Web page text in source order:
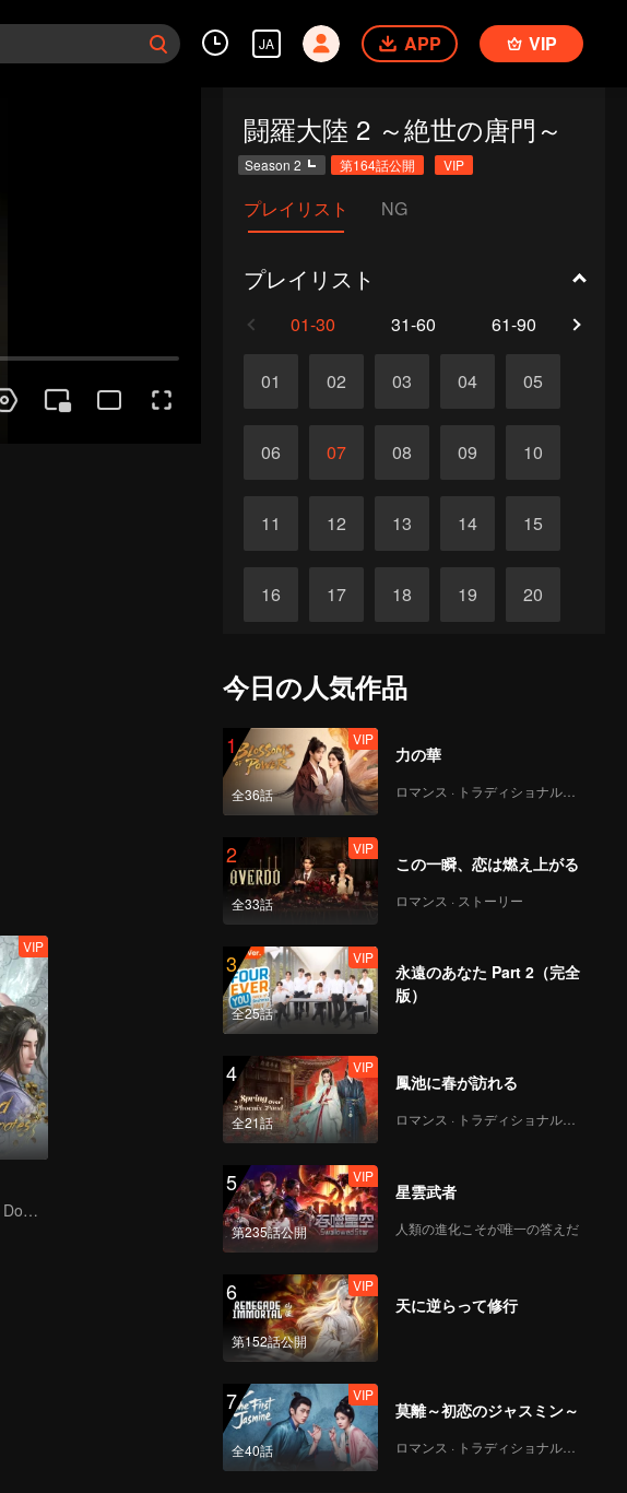
JA APP VIP
闘羅大陸 2 ～絶世の唐門～
Season 2 第164話公開 VIP
プレイリスト NG
プレイリスト
01-30 31-60 61-90
01 02 03 04 05
06 07 08 09 10
11 12 13 14 15
16 17 18 19 20
26 27
VIP
The God of War Dominates
今日の人気作品
1
全36話
VIP
力の華
ロマンス · トラディショナル・コスチューム
2
全33話
VIP
この一瞬、恋は燃え上がる
ロマンス · ストーリー
3
全25話
VIP
永遠のあなた Part 2（完全
版）
4
全21話
VIP
鳳池に春が訪れる
ロマンス · トラディショナル・コスチューム
5
第235話公開
VIP
星雲武者
人類の進化こそが唯一の答えだ
6
第152話公開
VIP
天に逆らって修行
7
全40話
VIP
莫離～初恋のジャスミン～
ロマンス · トラディショナル・コスチューム